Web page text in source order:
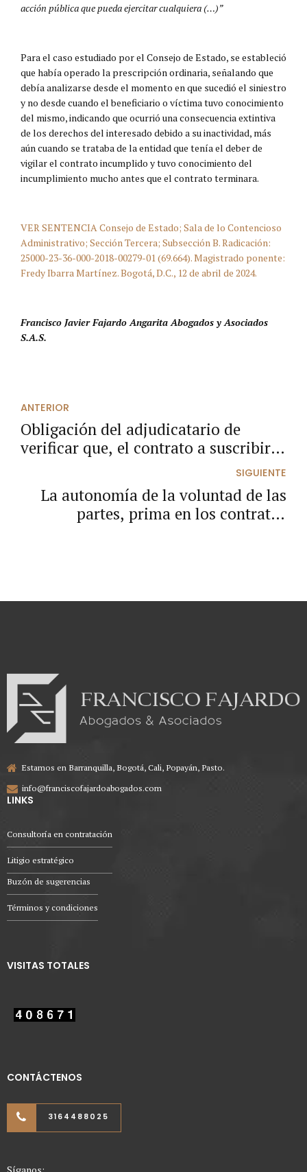
acción pública que pueda ejercitar cualquiera (…)”
Para el caso estudiado por el Consejo de Estado, se estableció
que había operado la prescripción ordinaria, señalando que
debía analizarse desde el momento en que sucedió el siniestro
y no desde cuando el beneficiario o víctima tuvo conocimiento
del mismo, indicando que ocurrió una consecuencia extintiva
de los derechos del interesado debido a su inactividad, más
aún cuando se trataba de la entidad que tenía el deber de
vigilar el contrato incumplido y tuvo conocimiento del
incumplimiento mucho antes que el contrato terminara.
VER SENTENCIA Consejo de Estado; Sala de lo Contencioso
Administrativo; Sección Tercera; Subsección B. Radicación:
25000-23-36-000-2018-00279-01 (69.664). Magistrado ponente:
Fredy Ibarra Martínez. Bogotá, D.C., 12 de abril de 2024.
Francisco Javier Fajardo Angarita Abogados y Asociados
S.A.S.
ANTERIOR
Obligación del adjudicatario de
verificar que, el contrato a suscribir,
cuenta con el mismo clausulado
publicado por la entidad en la fase
precontractual.
SIGUIENTE
La autonomía de la voluntad de las
partes, prima en los contratos
Estamos en Barranquilla, Bogotá, Cali, Popayán, Pasto.
info@franciscofajardoabogados.com
LINKS
Consultoría en contratación
Litigio estratégico
Buzón de sugerencias
Términos y condiciones
VISITAS TOTALES
CONTÁCTENOS
3164488025